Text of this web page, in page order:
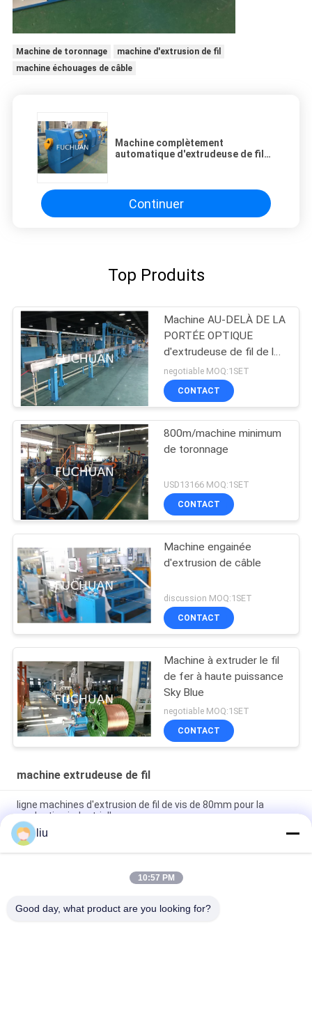
Machine de toronnage
machine d'extrusion de fil
machine échouages de câble
Machine complètement
automatique d'extrudeuse de fil
Continuer
Top Produits
Machine AU-DELÀ DE LA
PORTÉE OPTIQUE
d'extrudeuse de fil de la
BV BVV rv
negotiable MOQ:1SET
CONTACT
800m/machine minimum
de toronnage
USD13166 MOQ:1SET
CONTACT
Machine engainée
d'extrusion de câble
discussion MOQ:1SET
CONTACT
Machine à extruder le fil
de fer à haute puissance
Sky Blue
negotiable MOQ:1SET
CONTACT
machine extrudeuse de fil
ligne machines d'extrusion de fil de vis de 80mm pour la
production industrielle
Machine à extruder le fil de fer de 1800 kg 200 kg/h avec vis de
2000 mm et longueur de 3200 mm
vitesse de la machine 10-80r/min d'extrudeuse du fil
liu
10:57 PM
Good day, what product are you looking for?